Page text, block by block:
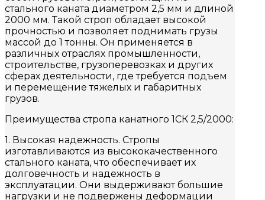
стального каната диаметром 2,5 мм и длиной
2000 мм. Такой строп обладает высокой
прочностью и позволяет поднимать грузы
массой до 1 тонны. Он применяется в
различных отраслях промышленности,
строительстве, грузоперевозках и других
сферах деятельности, где требуется подъем
и перемещение тяжелых и габаритных
грузов.
Преимущества стропа канатного 1СК 2,5/2000:
1. Высокая надежность. Стропы
изготавливаются из высококачественного
стального каната, что обеспечивает их
долговечность и надежность в
эксплуатации. Они выдерживают большие
нагрузки и не подвержены деформации